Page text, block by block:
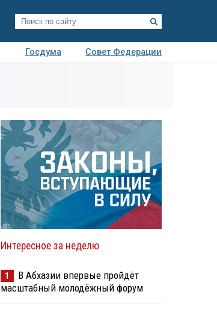
Госдума
Совет Федерации
Интересное за неделю
1
В Абхазии впервые пройдёт
масштабный молодёжный форум